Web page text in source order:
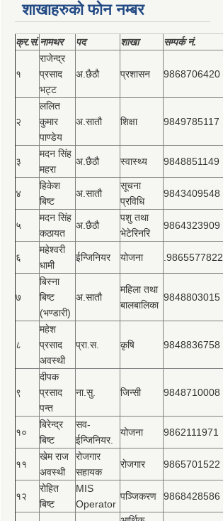
शाखाहरुको फोन नम्बर
क्र.सं.नामथर पद शाखा सम्‍पर्क नं.
१
राजेन्द्र
प्रसाद
भट्ट
अ.छैठौ प्रशासन 9868706420
२
ललित
कुमार
पाण्डेय
अ.सातौ शिक्षा 9849785117
३
मदन सिंह
महरा
अ.छैठौ स्वास्थ्य 9848851149
४
हिकेश
बिष्‍ट
अ.सातौ
सूचना
प्रविधि
9843409548
५
मदन सिंह
कठायत
अ.छैठौ
पशु तथा
भेटेरिनरि
9864323909
६
महेश्‍वरी
धामी
ईन्जिनियर योजना .9865577822
७
बिस्‍ना
बिष्‍ट
(भण्डारी)
अ.सातौ
महिला तथा
बालबालिका
9848803015
८
महेश
प्रसाद
अवस्थी
प्रा.स. कृषि 9848836758
९
दीपक
प्रसाद
पन्त
ना.सु. जिन्सी 9848710008
१०
बिरेन्द्र
बिष्‍ट
सव-
ईन्जिनियर.
योजना 9862111971
११
खेम राज
अवस्थी
रोजगार
सहायक
रोजगार 9865701522
१२
रोहित
बिष्‍ट
MIS
Operator
पञ्‍जिकरण 9868428586